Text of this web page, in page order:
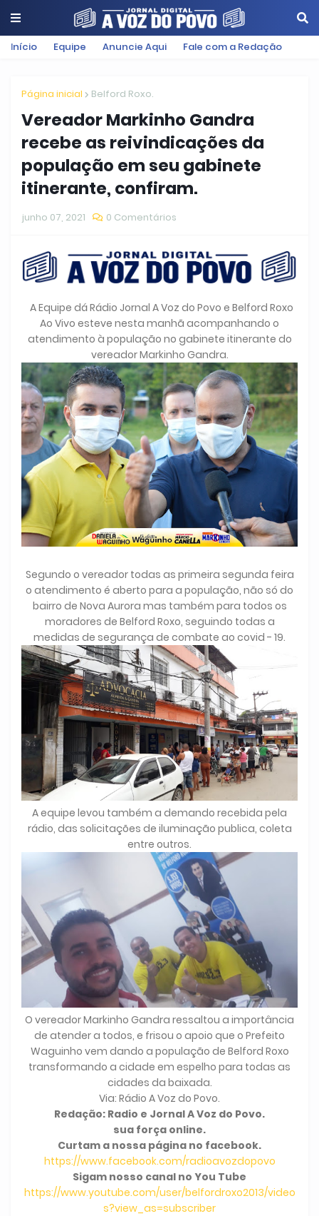
Início Equipe Anuncie Aqui Fale com a Redação
Página inicial Belford Roxo.
Vereador Markinho Gandra
recebe as reivindicações da
população em seu gabinete
itinerante, confiram.
junho 07, 2021 0 Comentários
A Equipe dá Rádio Jornal A Voz do Povo e Belford Roxo
Ao Vivo esteve nesta manhã acompanhando o
atendimento à população no gabinete itinerante do
vereador Markinho Gandra.
Segundo o vereador todas as primeira segunda feira
o atendimento é aberto para a população, não só do
bairro de Nova Aurora mas também para todos os
moradores de Belford Roxo, seguindo todas a
medidas de segurança de combate ao covid - 19.
A equipe levou também a demando recebida pela
rádio, das solicitações de iluminação publica, coleta
entre outros.
O vereador Markinho Gandra ressaltou a importância
de atender a todos, e frisou o apoio que o Prefeito
Waguinho vem dando a população de Belford Roxo
transformando a cidade em espelho para todas as
cidades da baixada.
Via: Rádio A Voz do Povo.
Redação: Radio e Jornal A Voz do Povo.
sua força online.
Curtam a nossa página no facebook.
https://www.facebook.com/radioavozdopovo
Sigam nosso canal no You Tube
https://www.youtube.com/user/belfordroxo2013/video
s?view_as=subscriber